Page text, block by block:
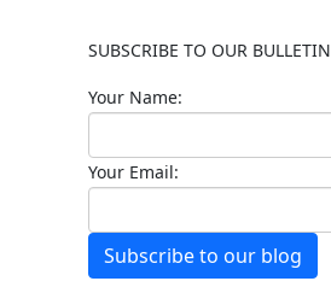
SUBSCRIBE TO OUR BULLETIN
Your Name:
Your Email:
Subscribe to our blog